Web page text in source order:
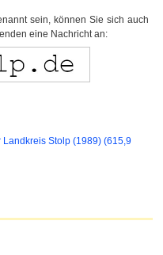
sein, können Sie sich auch
eine Nachricht an:
Landkreis Stolp (1989) (615,9